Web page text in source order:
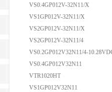
VS0.4GP012V-32N11/X
VS1GP012V-32N11/X
VS2GP012V-32N11/X
VS2GP012V-32N11/4
VS0.2GP012V32N11/4-
VS0.4GP012V32N11
VTR1020HT
VS1GP012V32N11